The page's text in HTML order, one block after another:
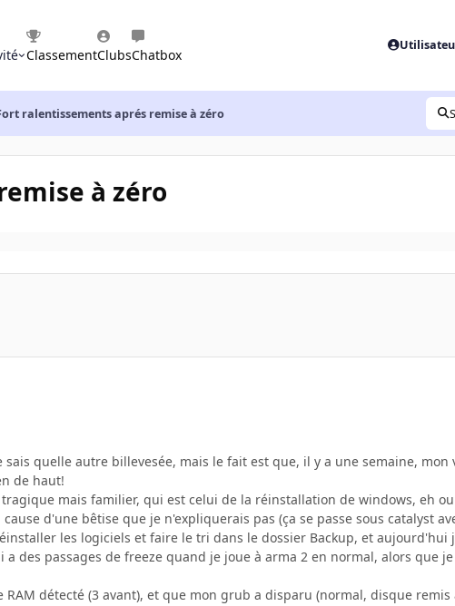
ClassementClubsChatbox
ralentissements aprés remise à zéro
à zéro
sais quelle autre billevesée, mais le fait est que, il y a une semaine,
de haut!
mais familier, qui est celui de la réinstallation de windows, eh
d'une bêtise que je n'expliquerais pas (ça se passe sous catalyst
les logiciels et faire le tri dans le dossier Backup, et aujourd'hui
des passages de freeze quand je joue à arma 2 en normal, alors que
RAM détecté (3 avant), et que mon grub a disparu (normal, disque